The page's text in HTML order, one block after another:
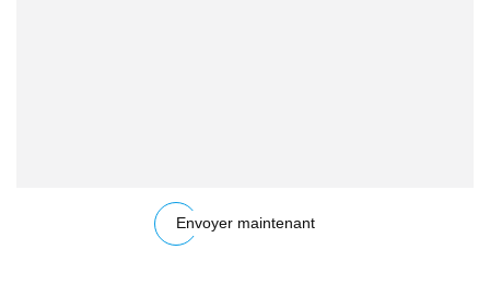
Envoyer maintenant